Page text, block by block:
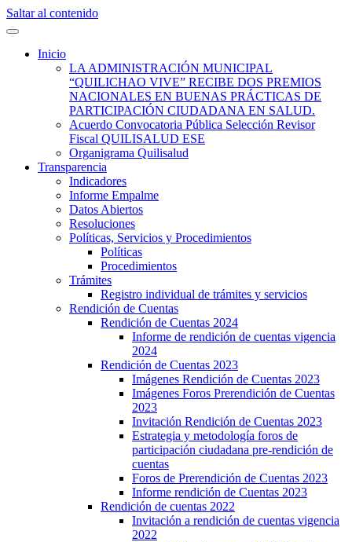
Saltar al contenido
Quilisalud
Inicio
LA ADMINISTRACIÓN MUNICIPAL
“QUILICHAO VIVE” RECIBE DOS PREMIOS
NACIONALES EN BUENAS PRÁCTICAS DE
PARTICIPACIÓN CIUDADANA EN SALUD.
Acuerdo Convocatoria Pública Selección Revisor
Fiscal QUILISALUD ESE
Organigrama Quilisalud
Transparencia
Indicadores
Informe Empalme
Datos Abiertos
Resoluciones
Políticas, Servicios y Procedimientos
Políticas
Procedimientos
Trámites
Registro individual de trámites y servicios
Rendición de Cuentas
Rendición de Cuentas 2024
Informe de rendición de cuentas vigencia
2024
Rendición de Cuentas 2023
Imágenes Rendición de Cuentas 2023
Imágenes Foros Prerendición de Cuentas
2023
Invitación Rendición de Cuentas 2023
Estrategia y metodología foros de
participación ciudadana pre-rendición de
cuentas
Foros de Prerendición de Cuentas 2023
Informe rendición de Cuentas 2023
Rendición de cuentas 2022
Invitación a rendición de cuentas vigencia
2022